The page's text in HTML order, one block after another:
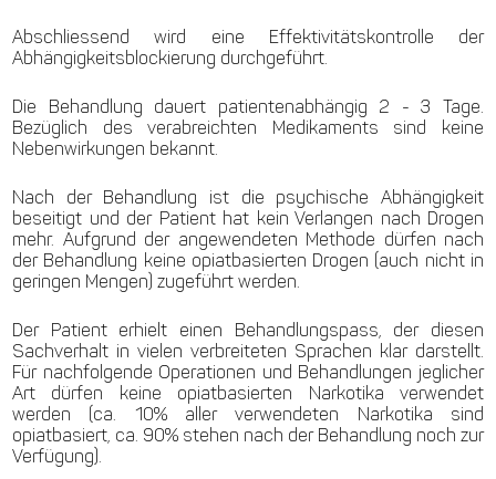
Abschliessend wird eine Effektivitätskontrolle der
Abhängigkeitsblockierung durchgeführt.
Die Behandlung dauert patientenabhängig 2 - 3 Tage.
Bezüglich des verabreichten Medikaments sind keine
Nebenwirkungen bekannt.
Nach der Behandlung ist die psychische Abhängigkeit
beseitigt und der Patient hat kein Verlangen nach Drogen
mehr. Aufgrund der angewendeten Methode dürfen nach
der Behandlung keine opiatbasierten Drogen (auch nicht in
geringen Mengen) zugeführt werden.
Der Patient erhielt einen Behandlungspass, der diesen
Sachverhalt in vielen verbreiteten Sprachen klar darstellt.
Für nachfolgende Operationen und Behandlungen jeglicher
Art dürfen keine opiatbasierten Narkotika verwendet
werden (ca. 10% aller verwendeten Narkotika sind
opiatbasiert, ca. 90% stehen nach der Behandlung noch zur
Verfügung).